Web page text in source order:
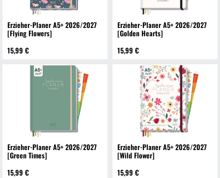
Erzieher-Planer A5+ 2026/2027
[Flying Flowers]
15,99 €
Erzieher-Planer A5+ 2026/2027
[Golden Hearts]
15,99 €
Erzieher-Planer A5+ 2026/2027
[Green Times]
15,99 €
Erzieher-Planer A5+ 2026/2027
[Wild Flower]
15,99 €